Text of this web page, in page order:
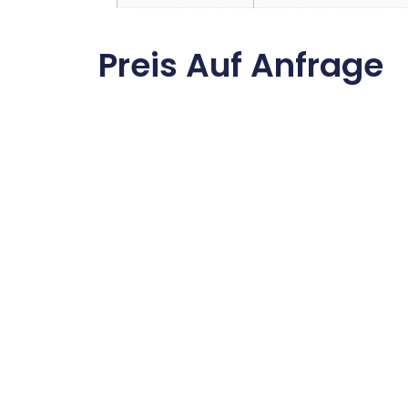
Preis Auf Anfrage